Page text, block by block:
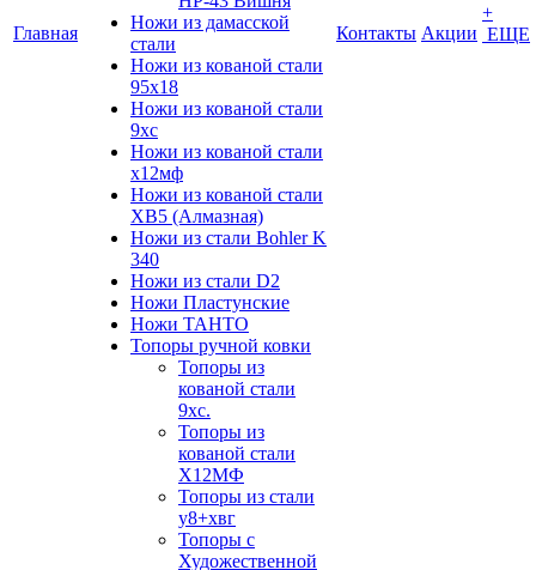
Главная
Ножи из дамасской
стали
Ножи из кованой стали
95х18
Ножи из кованой стали
9хс
Ножи из кованой стали
х12мф
Ножи из кованой стали
ХВ5 (Алмазная)
Ножи из стали Bohler K
340
Ножи из стали D2
Ножи Пластунские
Ножи ТАНТО
Топоры ручной ковки
Топоры из
кованой стали
9хс.
Топоры из
кованой стали
Х12МФ
Топоры из стали
у8+хвг
Топоры с
Художественной
Контакты Акции
+
ЕЩЕ